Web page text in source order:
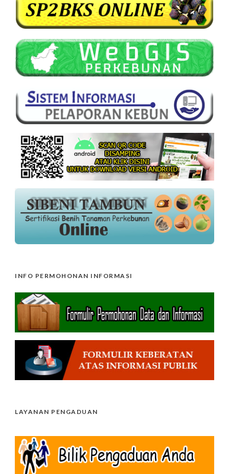
INFO PERMOHONAN INFORMASI
LAYANAN PENGADUAN